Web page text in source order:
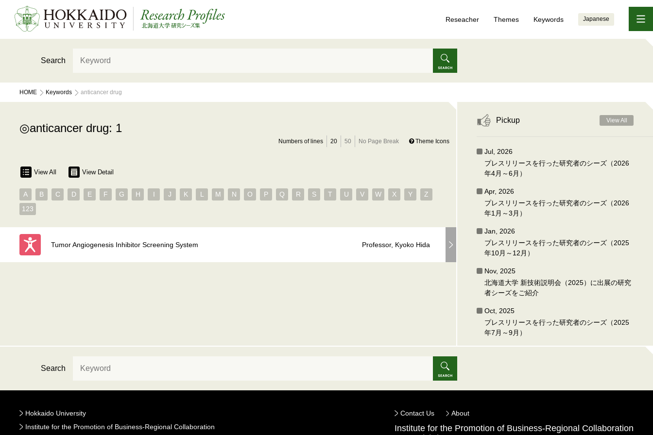
Reseacher Themes Keywords Japanese
Search
HOME Keywords anticancer drug
anticancer drug: 1
Numbers of lines 20 50 No Page Break Theme Icons
View All View Detail
A B C D E F G H I J K L M N O P Q R S T U V W X Y
Z
123
Tumor Angiogenesis Inhibitor Screening System Professor, Kyoko Hida
Pickup View All
Jul, 2026
プレスリリースを行った研究者のシーズ（2026
年4月～6月）
Apr, 2026
プレスリリースを行った研究者のシーズ（2026
年1月～3月）
Jan, 2026
プレスリリースを行った研究者のシーズ（2025
年10月～12月）
Nov, 2025
北海道大学 新技術説明会（2025）に出展の研究
者シーズをご紹介
Oct, 2025
プレスリリースを行った研究者のシーズ（2025
年7月～9月）
Search
Hokkaido University
Institute for the Promotion of Business-Regional Collaboration
Contact Us About
Institute for the Promotion of Business-Regional Collaboration